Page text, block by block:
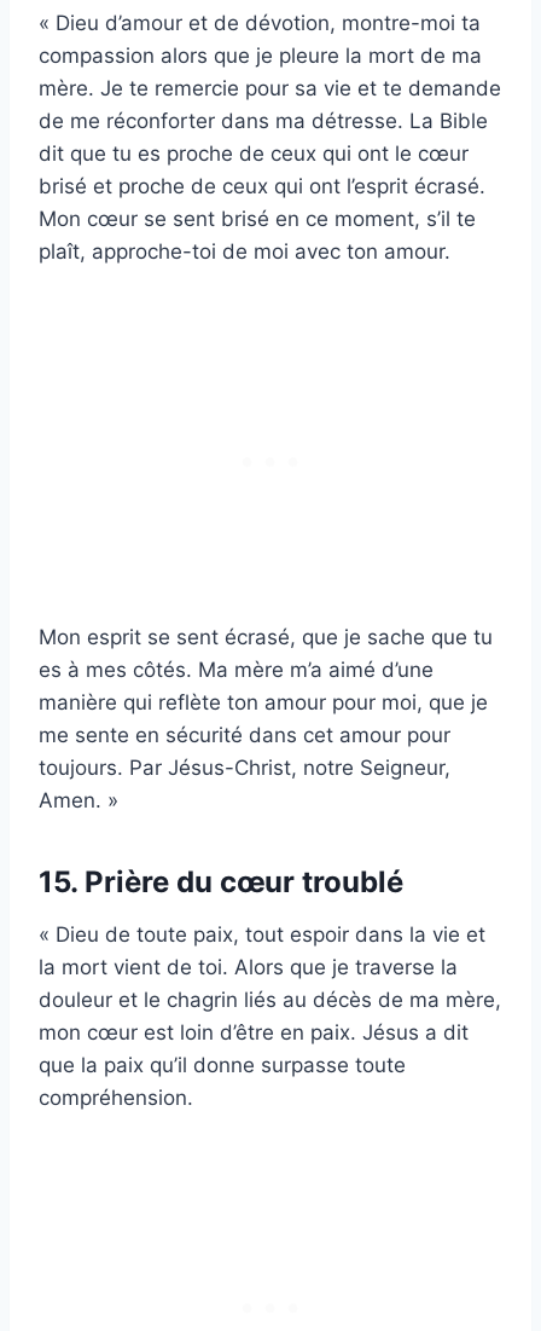
« Dieu d’amour et de dévotion, montre-moi ta
compassion alors que je pleure la mort de ma
mère. Je te remercie pour sa vie et te demande
de me réconforter dans ma détresse. La Bible
dit que tu es proche de ceux qui ont le cœur
brisé et proche de ceux qui ont l’esprit écrasé.
Mon cœur se sent brisé en ce moment, s’il te
plaît, approche-toi de moi avec ton amour.
Mon esprit se sent écrasé, que je sache que tu
es à mes côtés. Ma mère m’a aimé d’une
manière qui reflète ton amour pour moi, que je
me sente en sécurité dans cet amour pour
toujours. Par Jésus-Christ, notre Seigneur,
Amen. »
15. Prière du cœur troublé
« Dieu de toute paix, tout espoir dans la vie et
la mort vient de toi. Alors que je traverse la
douleur et le chagrin liés au décès de ma mère,
mon cœur est loin d’être en paix. Jésus a dit
que la paix qu’il donne surpasse toute
compréhension.